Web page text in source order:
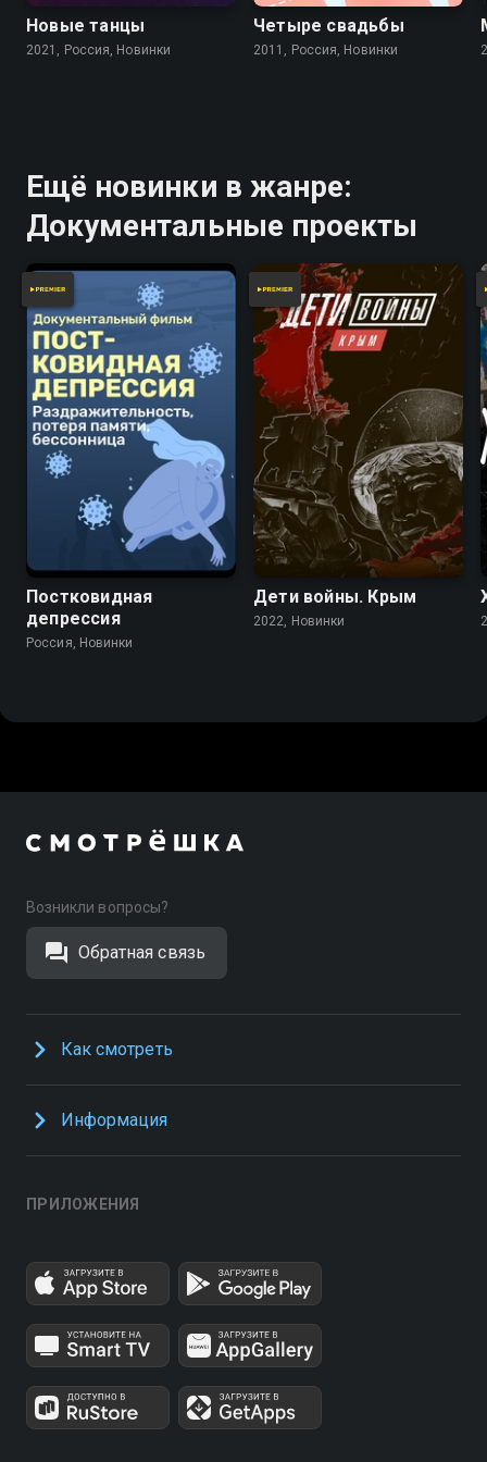
Новые танцы
2021, Россия, Новинки
Четыре свадьбы
2011, Россия, Новинки
Ещё новинки в жанре:
Документальные проекты
Постковидная
депрессия
Россия, Новинки
Дети войны. Крым
2022, Новинки
Возникли вопросы?
Обратная связь
Как смотреть
Информация
ПРИЛОЖЕНИЯ